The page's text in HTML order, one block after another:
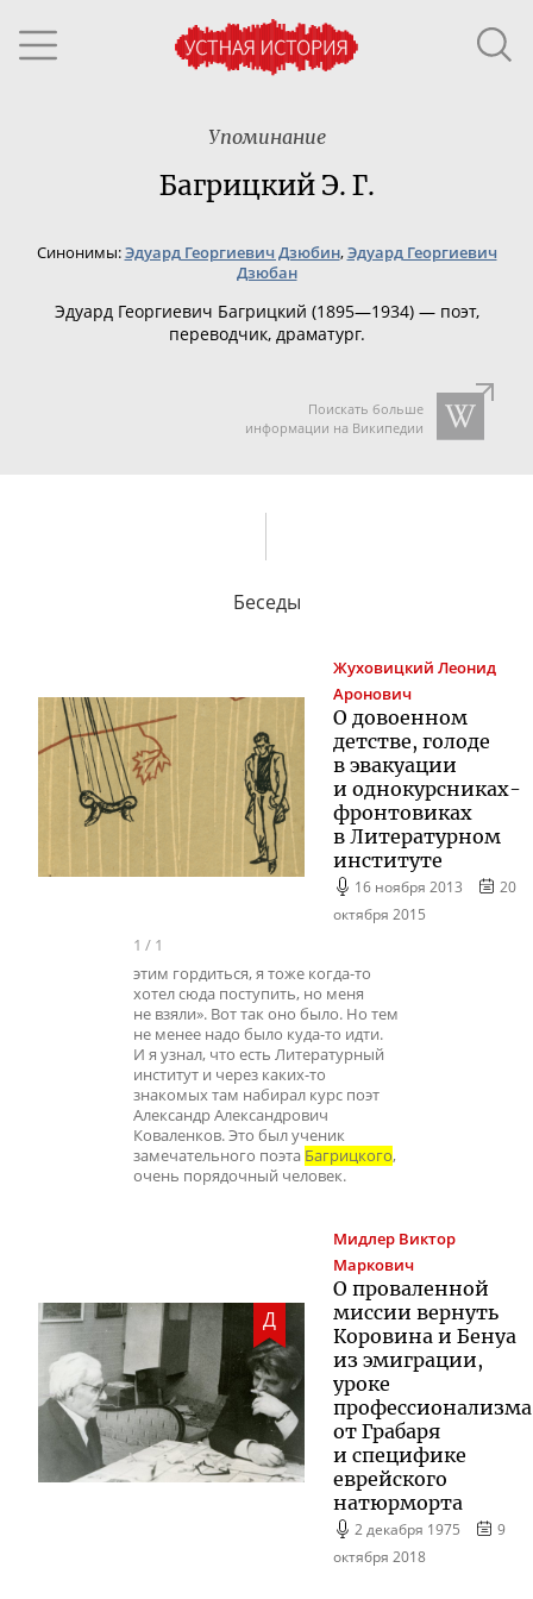
Упоминание
Багрицкий Э. Г.
Синонимы:Эдуард Георгиевич Дзюбин,Эдуард Георгиевич
Дзюбан
Эдуард Георгиевич Багрицкий (1895—1934) — поэт,
переводчик, драматург.
Поискать больше
информации на Википедии
Беседы
Жуховицкий Леонид
Аронович
О довоенном
детстве, голоде
в эвакуации
и однокурсниках-
фронтовиках
в Литературном
институте
16 ноября 2013
20
октября 2015
1 / 1
этим гордиться, я тоже когда-то
хотел сюда поступить, но меня
не взяли». Вот так оно было. Но тем
не менее надо было куда-то идти.
И я узнал, что есть Литературный
институт и через каких-то
знакомых там набирал курс поэт
Александр Александрович
Коваленков. Это был ученик
замечательного поэта Багрицкого,
очень порядочный человек.
Д
Мидлер Виктор
Маркович
О проваленной
миссии вернуть
Коровина и Бенуа
из эмиграции,
уроке
профессионализма
от Грабаря
и специфике
еврейского
натюрморта
2 декабря 1975
9
октября 2018